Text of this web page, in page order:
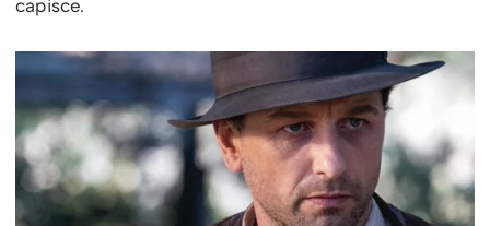
capisce.